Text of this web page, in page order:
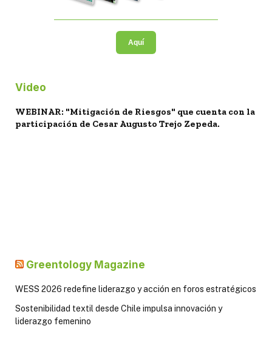
Aquí
Video
WEBINAR: "Mitigación de Riesgos" que cuenta con la
participación de Cesar Augusto Trejo Zepeda.
Greentology Magazine
WESS 2026 redefine liderazgo y acción en foros estratégicos
Sostenibilidad textil desde Chile impulsa innovación y
liderazgo femenino